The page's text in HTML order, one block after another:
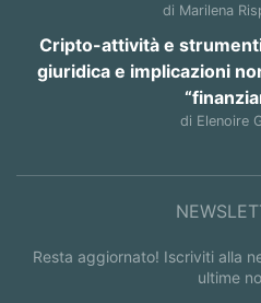
di Marilena
Cripto-attività e
giuridica e implicazioni
di Elenoire
Resta aggiornato! Iscriviti alla
ultime